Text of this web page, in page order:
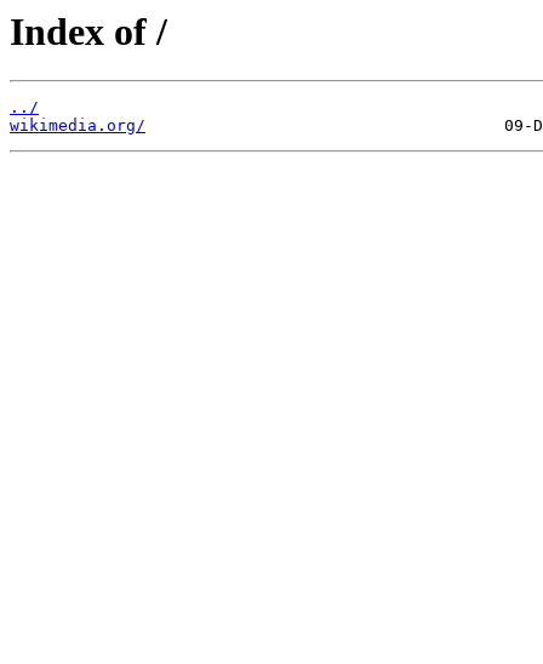
Index of /
../
wikimedia.org/